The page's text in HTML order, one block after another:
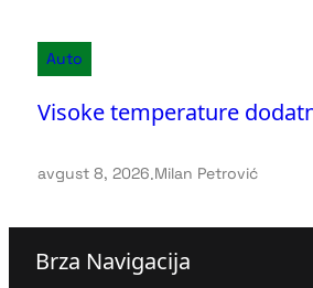
Auto
Visoke temperature
avgust 8, 2026.Milan Petrović
Brza Navigacija